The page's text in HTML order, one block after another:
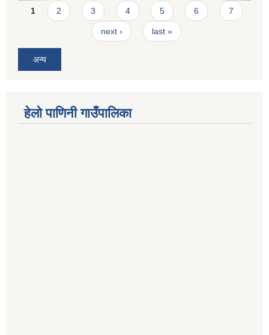
Pages
1 2 3 4 5 6 7
next › last »
अन्य
हेलो पाणिनी गाउँपालिका